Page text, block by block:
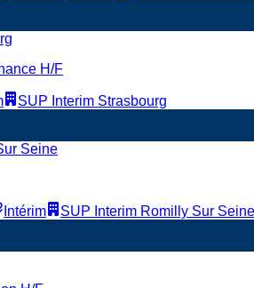
H/F
SUP Interim Strasbourg
Seine
Intérim SUP Interim Romilly Sur Seine